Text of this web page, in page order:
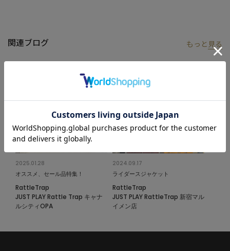
場合が御座います。商品の色味は生地アップ・スタジオ撮影の画
像をご参考下さい。
※他のキャンペーンにより、期間中に価格が変動する場合があり
ます。※セールは予告なく終了させていただく場合もあります。
関連ブログ もっと 見る
2025.01.28
オススメ、セール品特集！
RattleTrap
JUST PLAY Rattle Trap キャナ
ルシティOPA
2024.09.17
ライダースジャケット
RattleTrap
JUST PLAY RattleTrap 新宿マル
イメン店